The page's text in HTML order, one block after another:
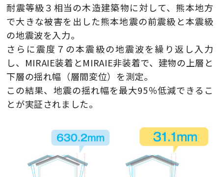
耐震等級３相当の木造建築物に対して、熊本地方
で大きな被害を出した熊本地震の前震級と本震級
の地震波を入力。
さらに震度７の本震級の地震波を繰り返し入力
し、MIRAIE装着とMIRAIE非装着で、建物の上層と
下層の揺れ幅（層間変位）を測定。
この結果、地震の揺れ幅を最大95％低減できるこ
とが実証されました。